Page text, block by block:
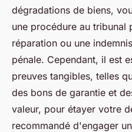
dégradations de biens,
une procédure au tribunal
réparation ou une
pénale. Cependant, il est
preuves tangibles, telles
des bons de garantie et
valeur, pour étayer votre
recommandé d'engager